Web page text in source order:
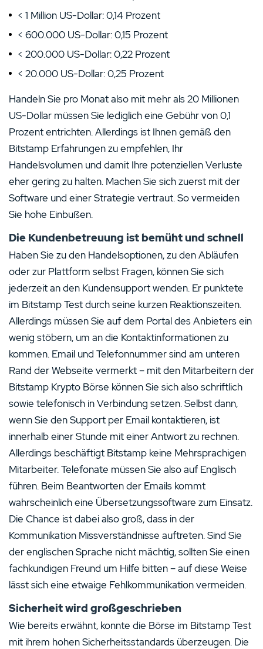
< 1 Million US-Dollar: 0,14 Prozent
< 600.000 US-Dollar: 0,15 Prozent
< 200.000 US-Dollar: 0,22 Prozent
< 20.000 US-Dollar: 0,25 Prozent
Handeln Sie pro Monat also mit mehr als 20 Millionen
US-Dollar müssen Sie lediglich eine Gebühr von 0,1
Prozent entrichten. Allerdings ist Ihnen gemäß den
Bitstamp Erfahrungen zu empfehlen, Ihr
Handelsvolumen und damit Ihre potenziellen Verluste
eher gering zu halten. Machen Sie sich zuerst mit der
Software und einer Strategie vertraut. So vermeiden
Sie hohe Einbußen.
Die Kundenbetreuung ist bemüht und schnell
Haben Sie zu den Handelsoptionen, zu den Abläufen
oder zur Plattform selbst Fragen, können Sie sich
jederzeit an den Kundensupport wenden. Er punktete
im Bitstamp Test durch seine kurzen Reaktionszeiten.
Allerdings müssen Sie auf dem Portal des Anbieters ein
wenig stöbern, um an die Kontaktinformationen zu
kommen. Email und Telefonnummer sind am unteren
Rand der Webseite vermerkt – mit den Mitarbeitern der
Bitstamp Krypto Börse können Sie sich also schriftlich
sowie telefonisch in Verbindung setzen. Selbst dann,
wenn Sie den Support per Email kontaktieren, ist
innerhalb einer Stunde mit einer Antwort zu rechnen.
Allerdings beschäftigt Bitstamp keine Mehrsprachigen
Mitarbeiter. Telefonate müssen Sie also auf Englisch
führen. Beim Beantworten der Emails kommt
wahrscheinlich eine Übersetzungssoftware zum Einsatz.
Die Chance ist dabei also groß, dass in der
Kommunikation Missverständnisse auftreten. Sind Sie
der englischen Sprache nicht mächtig, sollten Sie einen
fachkundigen Freund um Hilfe bitten – auf diese Weise
lässt sich eine etwaige Fehlkommunikation vermeiden.
Sicherheit wird großgeschrieben
Wie bereits erwähnt, konnte die Börse im Bitstamp Test
mit ihrem hohen Sicherheitsstandards überzeugen. Die